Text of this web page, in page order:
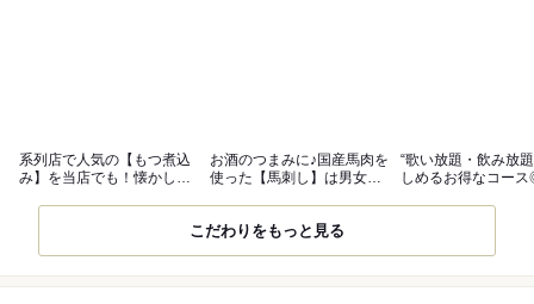
系列店で人気の【もつ煮込
み】を当店でも！懐かしさ
お酒のつまみに♪国産馬肉を
使った【馬刺し】は男女問
“歌い放題・飲み放
しめるお得なコー
こだわりをもっと見る